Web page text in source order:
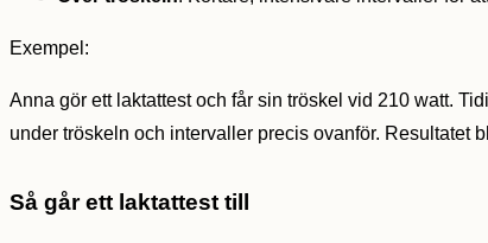
Exempel:
Anna gör ett laktattest och får sin tröskel vid 210 watt.
under tröskeln och intervaller precis ovanför. Resultatet
Så går ett laktattest till